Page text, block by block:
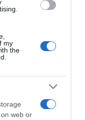
my
the
web or
u
samo kraj
diplomatske
evropske članice